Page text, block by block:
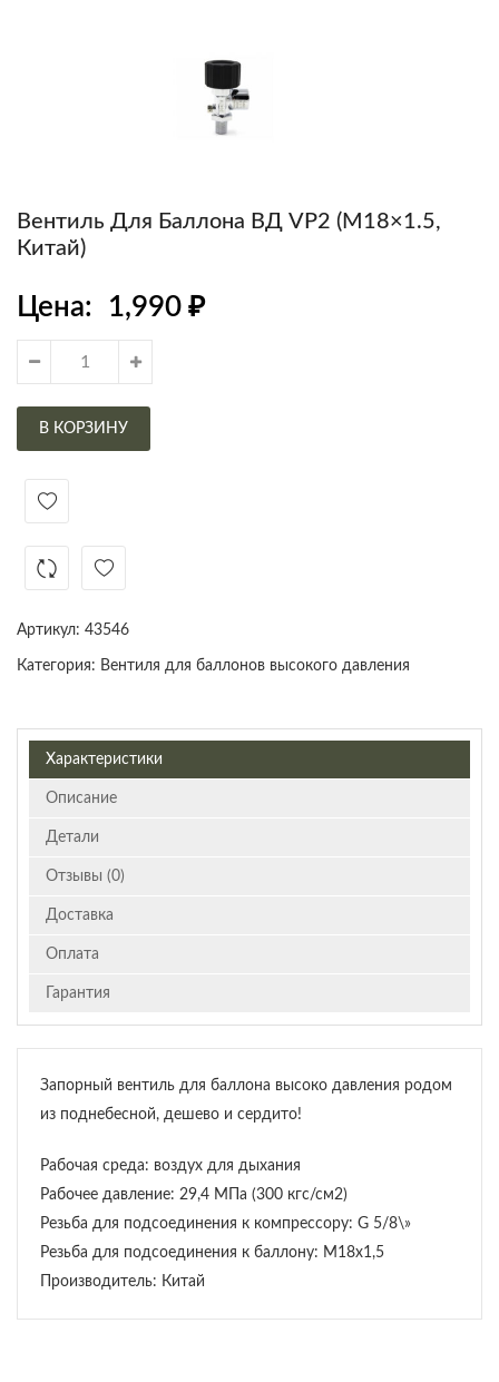
Вентиль Для Баллона ВД VP2 (М18×1.5,
Китай)
Цена: 1,990 ₽
В КОРЗИНУ
Артикул: 43546
Категория: Вентиля для баллонов высокого давления
Характеристики
Описание
Детали
Отзывы (0)
Доставка
Оплата
Гарантия
Запорный вентиль для баллона высоко давления родом
из поднебесной, дешево и сердито!
Рабочая среда: воздух для дыхания
Рабочее давление: 29,4 МПа (300 кгс/см2)
Резьба для подсоединения к компрессору: G 5/8\»
Резьба для подсоединения к баллону: M18x1,5
Производитель: Китай